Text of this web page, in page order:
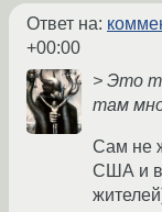
Ответ на:
+00:00
> Это
там
Сам не
США и в